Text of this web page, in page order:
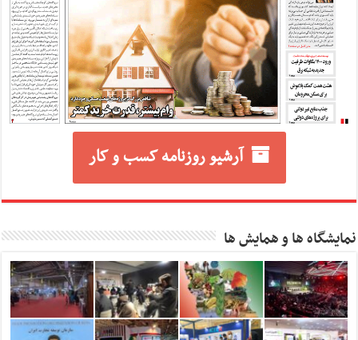
آرشیو روزنامه کسب و کار
نمایشگاه ها و همایش ها